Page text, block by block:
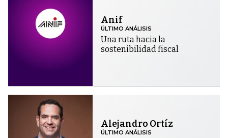
Anif
ÚLTIMO ANÁLISIS
Una ruta hacia la
sostenibilidad fiscal
Alejandro Ortíz
ÚLTIMO ANÁLISIS